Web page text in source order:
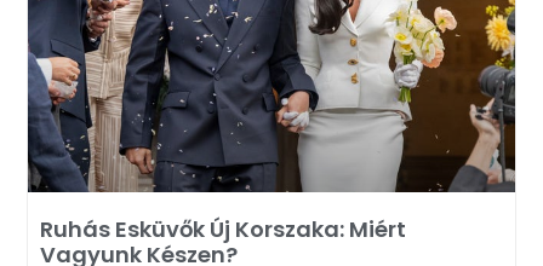
Ruhás Esküvők Új Korszaka: Miért
Vagyunk Készen?